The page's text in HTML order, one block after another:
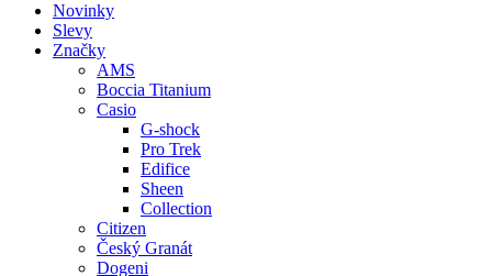
Novinky
Slevy
Značky
AMS
Boccia Titanium
Casio
G-shock
Pro Trek
Edifice
Sheen
Collection
Citizen
Český Granát
Dogeni